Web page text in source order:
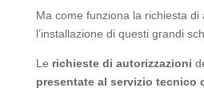
Ma come funziona la richiesta di
l’installazione di questi grandi
Le richieste di autorizzazioni
presentate al servizio tecnico